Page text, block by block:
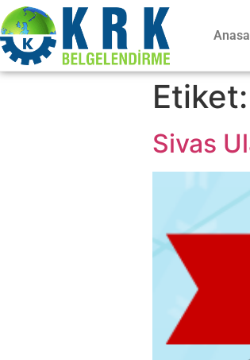
Etiket:
Sivas